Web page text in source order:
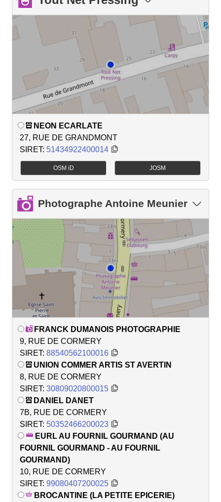
NEON ECARLATE
27, RUE DE GRANDMONT
SIRET: 51434922400014
OSM iD JOSM
Photographe Antoine Meunier
FRANCK DUMANOIS PHOTOGRAPHIE
9, RUE DE CORMERY
SIRET: 88540562100016
UNION COMMER ARTIS ST AVERTIN
8, RUE DE CORMERY
SIRET: 30809020800015
DANIEL DANET
7B, RUE DE CORMERY
SIRET: 50352466200023
EURL AU FOURNIL GOURMAND (AU
FOURNIL GOURMAND - AU FOURNIL
GOURMAND)
10, RUE DE CORMERY
SIRET: 99080407200025
BROCANTINE (LA PETITE EPICERIE)